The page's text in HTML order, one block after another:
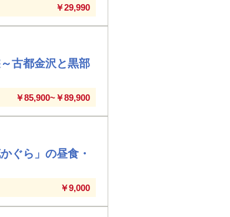
￥29,990
古都金沢と黒部
￥85,900~￥89,900
ぐら」の昼食・
￥9,000